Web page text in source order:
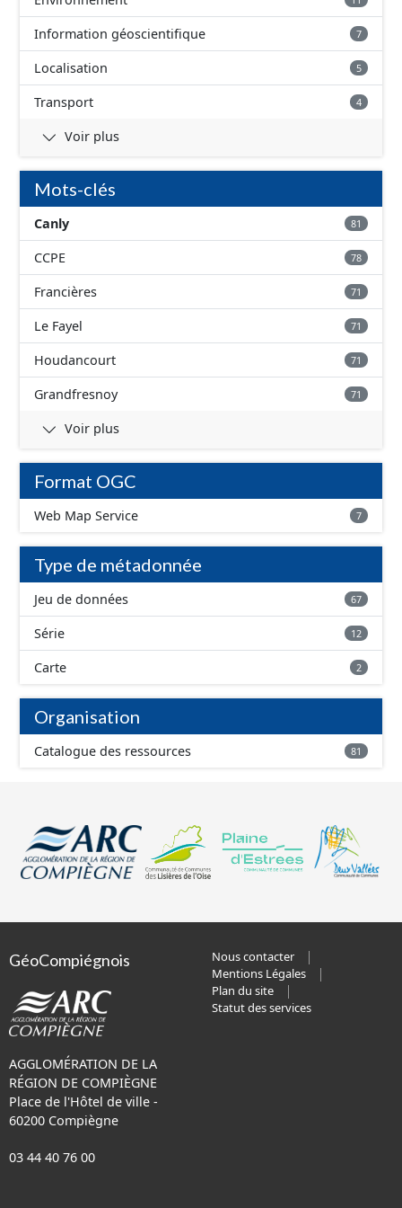
Information géoscientifique 7
Localisation 5
Transport 4
Voir plus
Mots-clés
Canly 81
CCPE 78
Francières 71
Le Fayel 71
Houdancourt 71
Grandfresnoy 71
Voir plus
Format OGC
Web Map Service 7
Type de métadonnée
Jeu de données 67
Série 12
Carte 2
Organisation
Catalogue des ressources 81
GéoCompiégnois
AGGLOMÉRATION DE LA
RÉGION DE COMPIÈGNE
Place de l'Hôtel de ville -
60200 Compiègne
03 44 40 76 00
Nous contacter
Mentions Légales
Plan du site
Statut des services